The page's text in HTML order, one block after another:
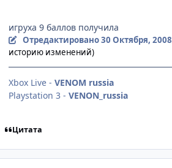
игруха 9 баллов получила
Отредактировано30 Октября, 2008
историю изменений)
Xbox Live - VENOM russia
Playstation 3 - VENON_russia
Цитата